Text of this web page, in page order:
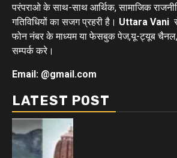
परंपराओ के साथ-साथ आर्थिक, सामाजिक
गतिविधियों का सजग प्रहरी है। Uttara Vani
फोन नंबर के माध्यम या फेसबुक पेज,यू-ट्यूब
सम्पर्क करे।
Email: @gmail.com
LATEST POST